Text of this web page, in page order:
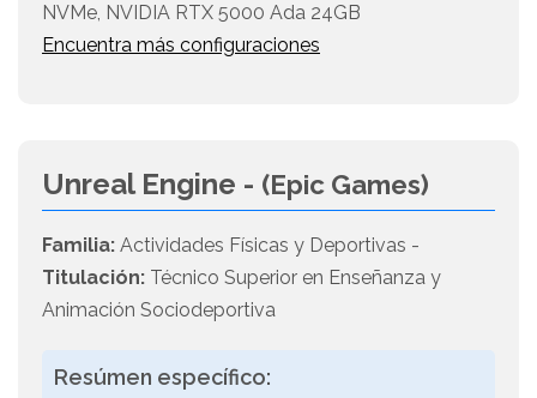
NVMe, NVIDIA RTX 5000 Ada 24GB
Encuentra más configuraciones
Unreal Engine - (Epic Games)
Familia: Actividades Físicas y Deportivas -
Titulación: Técnico Superior en Enseñanza y
Animación Sociodeportiva
Resúmen específico: